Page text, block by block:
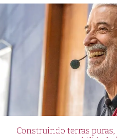
Construindo terras